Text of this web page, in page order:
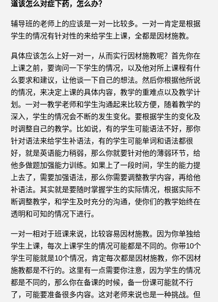
道该怎么对症下药，怎么办？
辅导班的老师上的应该是一对一比较多。一对一肯定是根据
学生的情况有针对性的来给学生上课，全都是因材施教。
具体应该怎么上好一对一，从而实行因材施教呢？首先你在
上课之前，要询问一下学生的情况，以及他对所上课程有什
么要求和建议，让他谈一下自己的想法。然后你根据他所说
的情况，来决定上课的具体内容，教学的重难点以及教学计
划。一对一教学老师和学生沟通起来比较方便，随着教学的
深入，学生的情况会不断的发生变化。要根据学生的变化及
时调整自己的教学。比如说，有的学生可能语法不好，那你
针对语法来给学生补语法，有的学生可能单词和语法都很
好，就是英语能力稍弱，那么你就要针对他的薄弱环节，给
他多做题加强能力训练。如果上了一段时间，学生的能力提
上去了，需要加强语法，那么你需要调整教学内容，再给他
补语法。其实就是要随时掌握学生的实际情况，根据实际不
断调整教学，和学生及时充分的沟通，使你们的教学始终在
透明和可知的情况下进行。
一对一相对于班课来说，比较容易因材施教。因为你单独给
学生上课，每次上课学生的情况可能都是不同的。你带10个
学生可能就是10个情况，肯定每次都是因材施教，你不因材
施教都是不行的。这里有一点需要你注意，因为学生的情况
都是不同的，那么你在备课的时候，备一份课可能就不行
了，可能要准备很多内容。这对老师来说也是一种挑战。但